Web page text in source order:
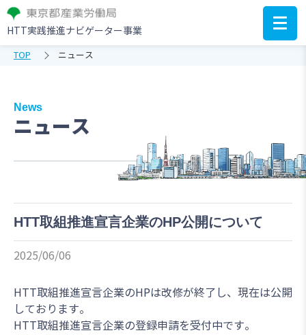
TOP ニュース
News
ニュース
HTT実践推進ナビゲーター事業
HTT取組推進宣言企業のHP公開について
2025/06/06
HTT取組推進宣言企業のHPは改修が終了し、現在は公開
しております。
HTT取組推進宣言企業の登録申請を受付中です。